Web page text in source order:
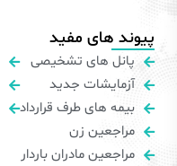
پیوند های مفید
پانل های تشخیصی
آزمایشات جدید
بیمه های طرف قرارداد
مراجعین زن
مراجعین مادران باردار